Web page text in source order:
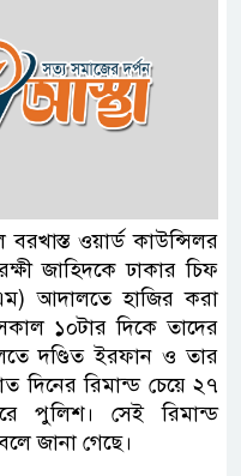
ওয়ার্ড কাউন্সিলর
জাহিদকে ঢাকার চিফ
আদালতে হাজির করা
১০টার দিকে তাদের
দণ্ডিত ইরফান ও তার
দিনের রিমান্ড চেয়ে ২৭
পুলিশ। সেই রিমান্ড
জানা গেছে।